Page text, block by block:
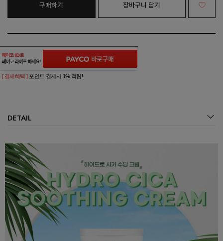
구매하기 장바구니 담기
[ 결제혜택 ] 포인트 결제시 1% 적립!
DETAIL